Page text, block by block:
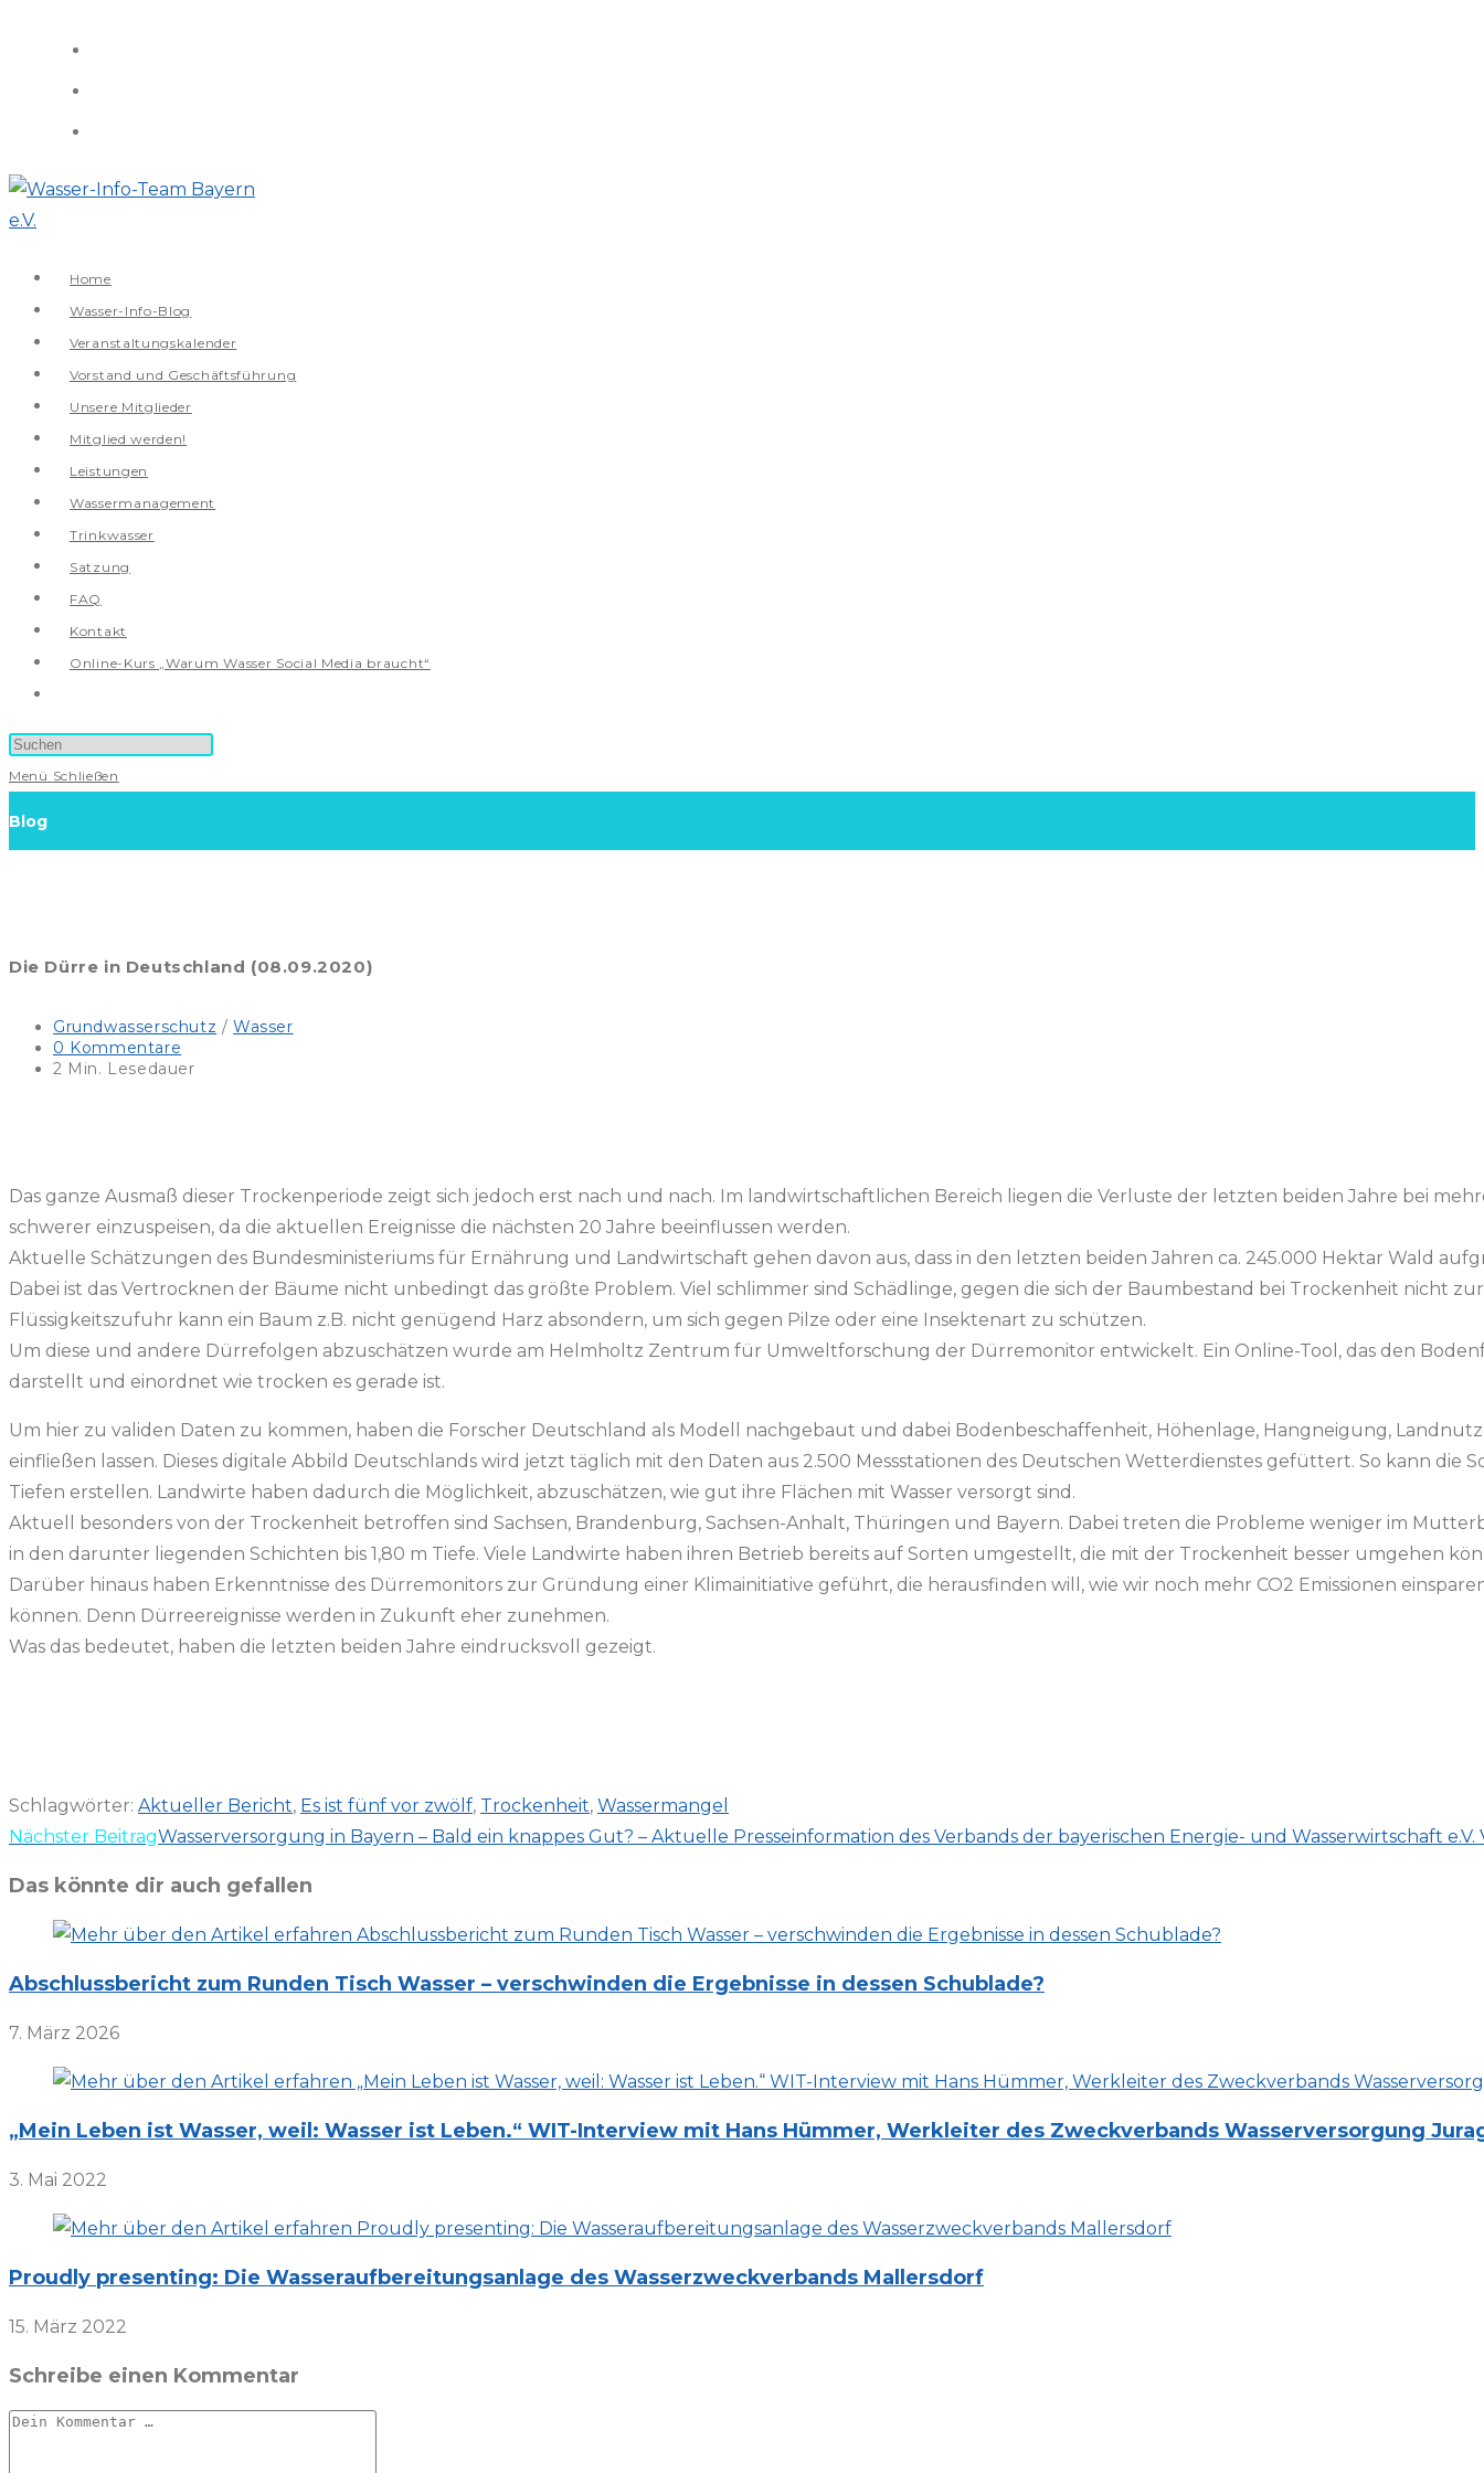
springen
Home
Wasser-Info-Blog
Veranstaltungskalender
Vorstand und Geschäftsführung
Unsere Mitglieder
Mitglied werden!
Leistungen
Wassermanagement
Trinkwasser
Satzung
FAQ
Kontakt
Online-Kurs „Warum Wasser Social Media braucht“
umschalten
Menü Schließen
Blog
Die Dürre in Deutschland (08.09.2020)
Beitrags-
Kategorie:
Grundwasserschutz / Wasser
Beitrags-
Kommentare:
0 Kommentare
Lesedauer:
2 Min. Lesedauer
Das ganze Ausmaß dieser Trockenperiode zeigt sich jedoch erst nach und nach. Im landwirtschaftlichen Bereich liegen die Verluste der letzten beiden Jahre bei
schwerer einzuspeisen, da die aktuellen Ereignisse die nächsten 20 Jahre beeinflussen werden.
Aktuelle Schätzungen des Bundesministeriums für Ernährung und Landwirtschaft gehen davon aus, dass in den letzten beiden Jahren ca. 245.000 Hektar Wald
Dabei ist das Vertrocknen der Bäume nicht unbedingt das größte Problem. Viel schlimmer sind Schädlinge, gegen die sich der Baumbestand bei Trockenheit nicht
Flüssigkeitszufuhr kann ein Baum z.B. nicht genügend Harz absondern, um sich gegen Pilze oder eine Insektenart zu schützen.
Um diese und andere Dürrefolgen abzuschätzen wurde am Helmholtz Zentrum für Umweltforschung der Dürremonitor entwickelt. Ein Online-Tool, das den
darstellt und einordnet wie trocken es gerade ist.
Um hier zu validen Daten zu kommen, haben die Forscher Deutschland als Modell nachgebaut und dabei Bodenbeschaffenheit, Höhenlage, Hangneigung,
einfließen lassen. Dieses digitale Abbild Deutschlands wird jetzt täglich mit den Daten aus 2.500 Messstationen des Deutschen Wetterdienstes gefüttert. So kann die
Tiefen erstellen. Landwirte haben dadurch die Möglichkeit, abzuschätzen, wie gut ihre Flächen mit Wasser versorgt sind.
Aktuell besonders von der Trockenheit betroffen sind Sachsen, Brandenburg, Sachsen-Anhalt, Thüringen und Bayern. Dabei treten die Probleme weniger im
in den darunter liegenden Schichten bis 1,80 m Tiefe. Viele Landwirte haben ihren Betrieb bereits auf Sorten umgestellt, die mit der Trockenheit besser umgehen
Darüber hinaus haben Erkenntnisse des Dürremonitors zur Gründung einer Klimainitiative geführt, die herausfinden will, wie wir noch mehr CO2 Emissionen
können. Denn Dürreereignisse werden in Zukunft eher zunehmen.
Was das bedeutet, haben die letzten beiden Jahre eindrucksvoll gezeigt.
Schlagwörter: Aktueller Bericht, Es ist fünf vor zwölf, Trockenheit, Wassermangel
Weitere
ansehen
Nächster BeitragWasserversorgung in Bayern – Bald ein knappes Gut? – Aktuelle Presseinformation des Verbands der bayerischen Energie- und Wasserwirtschaft e.V.
Das könnte dir auch gefallen
Abschlussbericht zum Runden Tisch Wasser – verschwinden die Ergebnisse in dessen Schublade?
7. März 2026
„Mein Leben ist Wasser, weil: Wasser ist Leben.“ WIT-Interview mit Hans Hümmer, Werkleiter des Zweckverbands Wasserversorgung
3. Mai 2022
Proudly presenting: Die Wasseraufbereitungsanlage des Wasserzweckverbands Mallersdorf
15. März 2022
Schreibe einen Kommentar
Kommentar